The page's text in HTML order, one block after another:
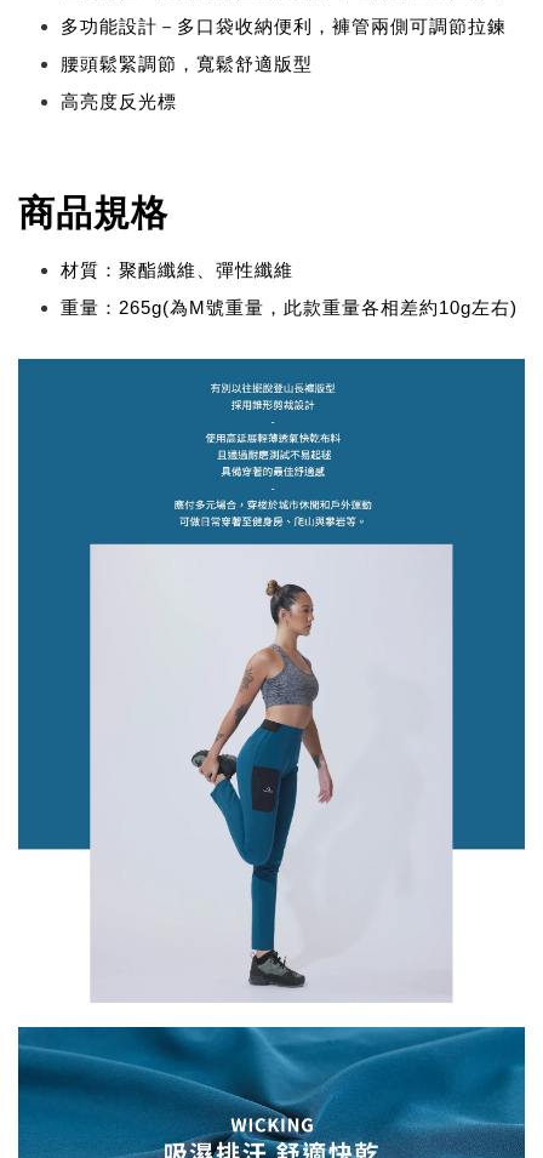
多功能設計－多口袋收納便利，褲管兩側可調節拉鍊
腰頭鬆緊調節，寬鬆舒適版型
高亮度反光標
商品規格
材質：聚酯纖維、彈性纖維
重量：265g(為M號重量，此款重量各相差約10g左右)